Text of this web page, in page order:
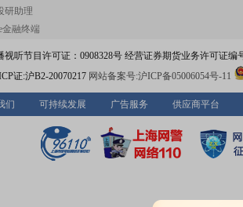
研助理
金融终端
视听节目许可证：0908328号 经营证券期货业务许可证编
证:沪B2-20070217 网站备案号:沪ICP备05006054号-11
们 可持续发展 广告服务 供应商平台